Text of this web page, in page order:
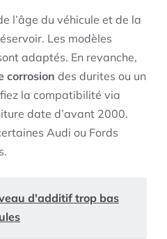
l’âge du véhicule et de la
Les modèles
adaptés. En revanche,
corrosion des durites ou un
la compatibilité via
date d’avant 2000.
Audi ou Fords
d'additif trop bas